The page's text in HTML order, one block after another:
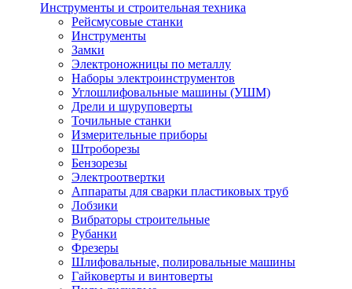
Инструменты и строительная техника
Рейсмусовые станки
Инструменты
Замки
Электроножницы по металлу
Наборы электроинструментов
Углошлифовальные машины (УШМ)
Дрели и шуруповерты
Точильные станки
Измерительные приборы
Штроборезы
Бензорезы
Электроотвертки
Аппараты для сварки пластиковых труб
Лобзики
Вибраторы строительные
Рубанки
Фрезеры
Шлифовальные, полировальные машины
Гайковерты и винтоверты